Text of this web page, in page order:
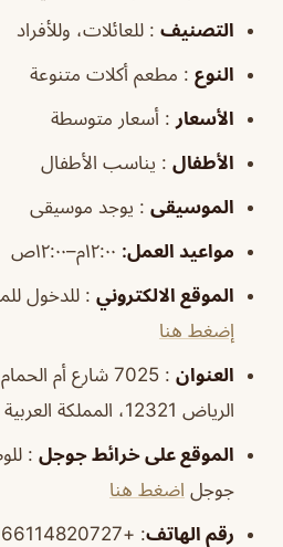
التصنيف : للعائلات، وللأفراد
النوع : مطعم أكلات متنوعة
الأسعار : أسعار متوسطة
الأطفال : يناسب الأطفال
الموسيقى : يوجد موسيقى
مواعيد العمل:
الموقع الالكتروني : للدخول
إضغط هنا
العنوان
: 7025 شارع أم
الرياض 12321، المملكة العربية السعودية
الموقع على خرائط جوجل :
جوجل اضغط هنا
رقم الهاتف: +966114820727